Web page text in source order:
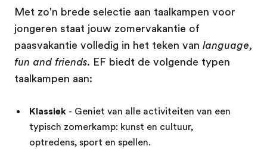
Met zo'n brede selectie aan taalkampen voor
jongeren staat jouw zomervakantie of
paasvakantie volledig in het teken van language,
fun and friends. EF biedt de volgende typen
taalkampen aan:
Klassiek - Geniet van alle activiteiten van een
typisch zomerkamp: kunst en cultuur,
optredens, sport en spellen.